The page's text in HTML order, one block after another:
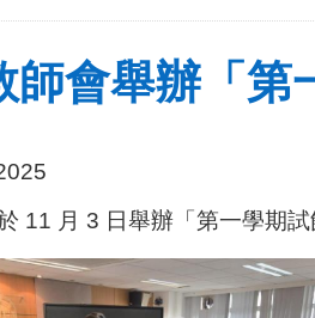
師會舉辦「第
11 月 3 日舉辦「第一學期